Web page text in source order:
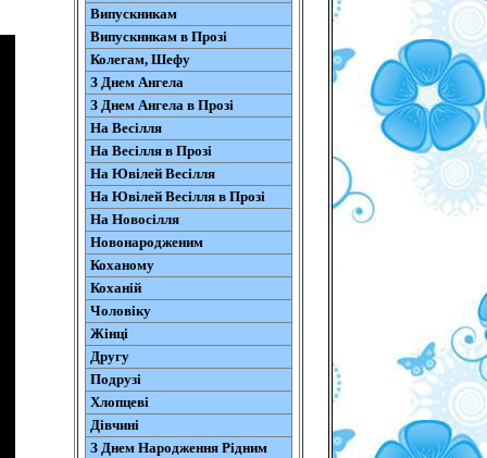
Випускникам
Випускникам в Прозі
Колегам, Шефу
З Днем Ангела
З Днем Ангела в Прозі
На Весілля
На Весілля в Прозі
На Ювілей Весілля
На Ювілей Весілля в Прозі
На Новосілля
Новонародженим
Коханому
Коханій
Чоловіку
Жінці
Другу
Подрузі
Хлопцеві
Дівчині
З Днем Народження Рідним